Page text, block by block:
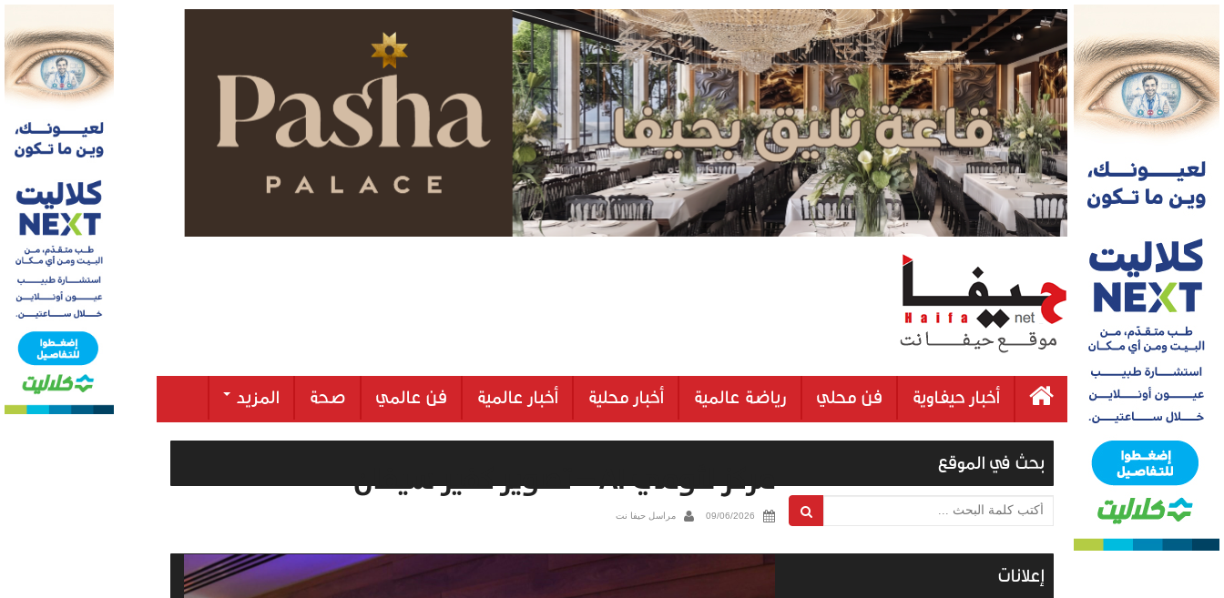
أخبار حيفاوية فن محلي رياضة عالمية أخبار محلية أخبار عالمية فن عالمي صحة المزيد
مركز لئومي AI – تصوير كفير سيفان
09/06/2026 مراسل حيفا نت
بحث في الموقع
أكتب كلمة البحث ...
إعلانات